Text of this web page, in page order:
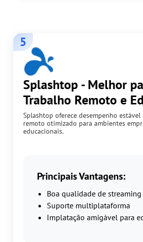
5
Splashtop - Melhor
Trabalho Remoto e
Splashtop oferece desempenho
remoto otimizado para ambientes
educacionais.
Principais Vantagens:
Boa qualidade de streaming
Suporte multiplataforma
Implatação amigável para